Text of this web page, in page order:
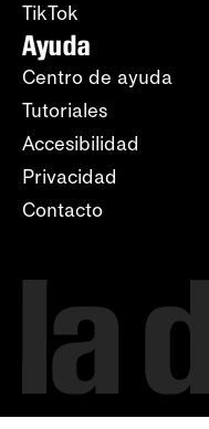
TikTok
Ayuda
Centro de ayuda
Tutoriales
Accesibilidad
Privacidad
Contacto